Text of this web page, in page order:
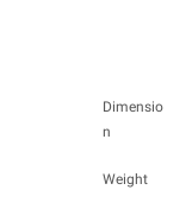
Dimensio
n
Weight